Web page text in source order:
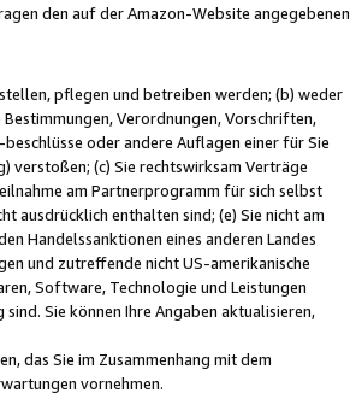
den auf der Amazon-Website angegebenen
pflegen und betreiben werden; (b) weder
Verordnungen, Vorschriften,
oder andere Auflagen einer für Sie
verstoßen; (c) Sie rechtswirksam Verträge
am Partnerprogramm für sich selbst
ausdrücklich enthalten sind; (e) Sie nicht am
Handelssanktionen eines anderen Landes
und zutreffende nicht US-amerikanische
Software, Technologie und Leistungen
Sie können Ihre Angaben aktualisieren,
das Sie im Zusammenhang mit dem
vornehmen.